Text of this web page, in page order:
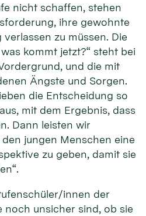
nicht schaffen, stehen
ihre gewohnte
zu müssen. Die
kommt jetzt?“ steht bei
und die mit
Ängste und Sorgen.
die Entscheidung so
mit dem Ergebnis, dass
Dann leisten wir
den jungen Menschen eine
zu geben, damit sie
innen der
noch unsicher sind, ob sie